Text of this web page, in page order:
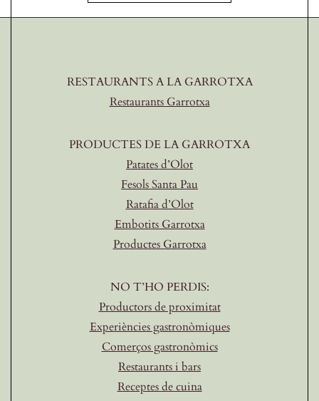
RESTAURANTS A LA GARROTXA
Restaurants Garrotxa
PRODUCTES DE LA GARROTXA
Patates d’Olot
Fesols Santa Pau
Ratafia d’Olot
Embotits Garrotxa
Productes Garrotxa
NO T’HO PERDIS:
Productors de proximitat
Experiències gastronòmiques
Comerços gastronòmics
Restaurants i bars
Receptes de cuina